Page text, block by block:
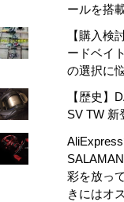
ールを搭
【購入検
ードベイ
の選択に
【歴史】
SV TW
彩を放っ
きにはオ